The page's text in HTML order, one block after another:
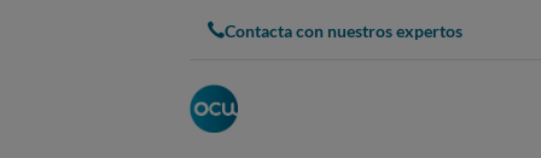
Contacta con nuestros expertos